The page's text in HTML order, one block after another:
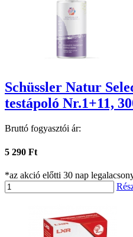
Schüssler Natur
testápoló Nr.1+11,
Bruttó fogyasztói ár:
5 290 Ft
*az akció előtti 30 nap